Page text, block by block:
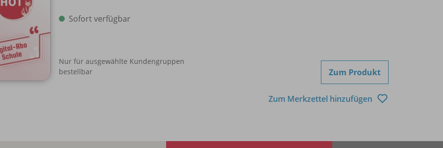
Sofort verfügbar
Nur für ausgewählte Kundengruppen
bestellbar
Zum Produkt
Zum Merkzettel hinzufügen